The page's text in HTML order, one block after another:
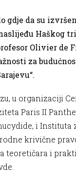
gdje da su
Haškog
Olivier de
za
u organizaciji
Paris II
i
krivične
i